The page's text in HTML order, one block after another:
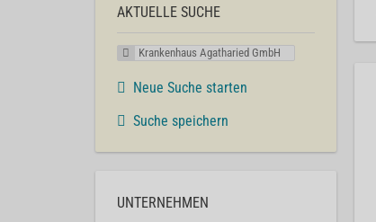
AKTUELLE SUCHE
Krankenhaus Agatharied GmbH
Neue Suche starten
Suche speichern
UNTERNEHMEN